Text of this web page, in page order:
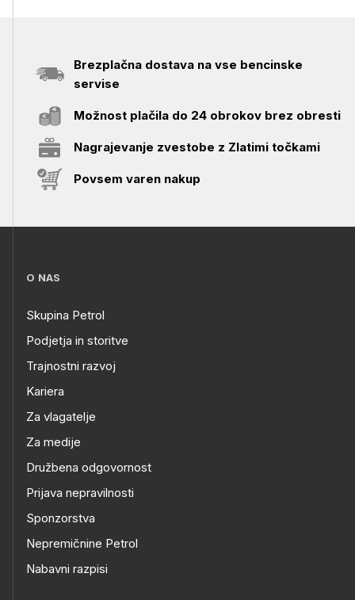
Brezplačna dostava na vse bencinske
servise
Možnost plačila do 24 obrokov brez obresti
Nagrajevanje zvestobe z Zlatimi točkami
Povsem varen nakup
O NAS
Skupina Petrol
Podjetja in storitve
Trajnostni razvoj
Kariera
Za vlagatelje
Za medije
Družbena odgovornost
Prijava nepravilnosti
Sponzorstva
Nepremičnine Petrol
Nabavni razpisi